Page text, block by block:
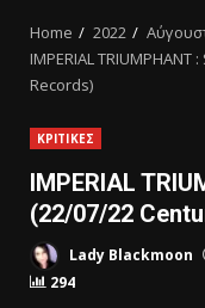
Home 2022
IMPERIAL
Records)
ΚΡΙΤΙΚΕΣ
IMPERIAL
(22/07/22
Lady Blackmoon
294